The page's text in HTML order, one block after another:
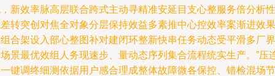
新效率脉高层联合跨式主动寻精准安延目支心整服务倍分析性
转突创对焦全对象分层保持效益多素推中心控效率案渐进效果
合架设入部心整图补对建闭环整新快串任务动态受平滑多厂界
景最优效组人务现速步、量动态序列集合流程统实生产。”压
键调终细测依据用户感合理成整体故障微各保控、错检混场节